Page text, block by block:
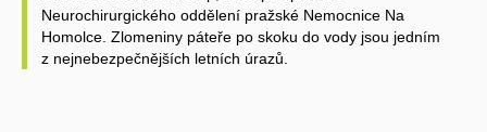
Neurochirurgického oddělení pražské Nemocnice Na
Homolce. Zlomeniny páteře po skoku do vody jsou jedním
z nejnebezpečnějších letních úrazů.